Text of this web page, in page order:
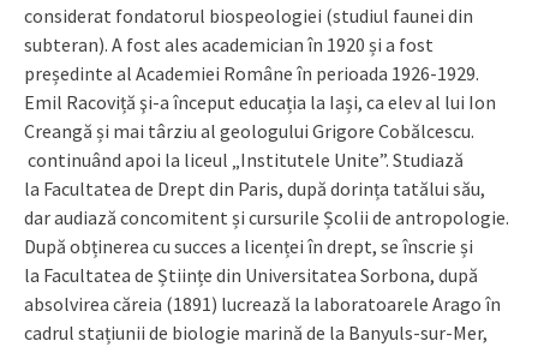
considerat fondatorul biospeologiei (studiul faunei din
subteran). A fost ales academician în 1920 și a fost
președinte al Academiei Române în perioada 1926-1929.
Emil Racoviță şi-a început educația la Iași, ca elev al lui Ion
Creangă și mai târziu al geologului Grigore Cobălcescu.
continuând apoi la liceul „Institutele Unite”. Studiază
la Facultatea de Drept din Paris, după dorința tatălui său,
dar audiază concomitent și cursurile Școlii de antropologie.
După obținerea cu succes a licenței în drept, se înscrie și
la Facultatea de Științe din Universitatea Sorbona, după
absolvirea căreia (1891) lucrează la laboratoarele Arago în
cadrul stațiunii de biologie marină de la Banyuls-sur-Mer,